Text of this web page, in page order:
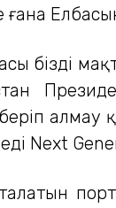
ғана
бізді
деді Next